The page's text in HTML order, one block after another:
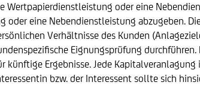
Wertpapierdienstleistung oder eine
oder eine Nebendienstleistung abzugeben.
Verhältnisse des Kunden
Eignungsprüfung
künftige Ergebnisse. Jede
bzw. der Interessent sollte sich